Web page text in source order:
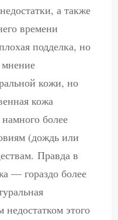
а также
времени
подделка, но
кожи, но
кожа
более
(дождь или
Правда в
— гораздо более
этого